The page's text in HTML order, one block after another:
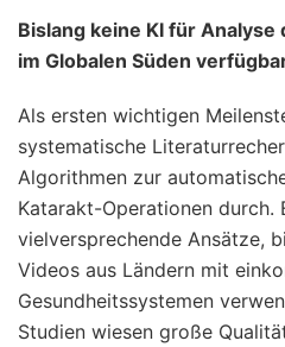
Bislang keine KI für
im Globalen Süden
Als ersten wichtigen
systematische
Algorithmen zur
Katarakt-Operationen durch.
vielversprechende Ansätze,
Videos aus Ländern mit
Gesundheitssystemen
Studien wiesen große